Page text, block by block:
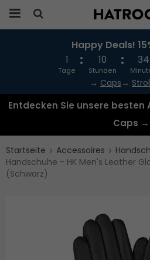
Das Produkt wurde in
gelegt
Happy Deals!
1
Tage
10
Stunden
34
→ Caps →
Entdecken Sie unsere
Caps →
Startseite Accessoires
Handschuhe - HK Men's Leather
(Schwarz)